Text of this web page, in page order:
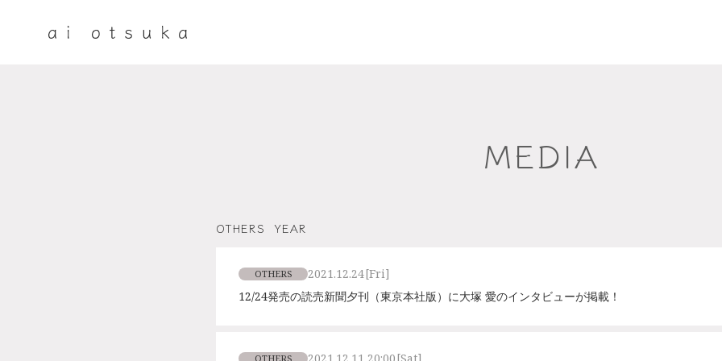
MEDIA
OTHERS YEAR
OTHERS 2021.12.24[Fri]
12/24発売の読売新聞夕刊（東京本社版）に大塚 愛のインタビューが掲載！